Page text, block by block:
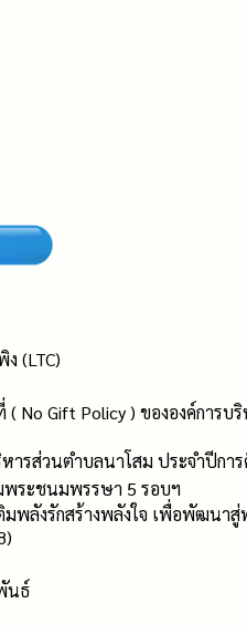
(LTC)
Gift Policy ) ขององค์การบ
ารส่วนตำบลนาโสม ประจำปีกา
ระชนมพรรษา 5 รอบฯ
พลังรักสร้างพลังใจ เพื่อพัฒนาสู่
นธ์